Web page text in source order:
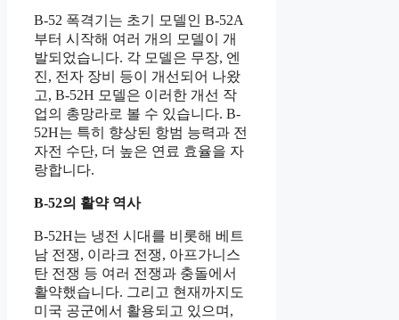
B-52 폭격기는 초기 모델인 B-52A
부터 시작해 여러 개의 모델이 개
발되었습니다. 각 모델은 무장, 엔
진, 전자 장비 등이 개선되어 나왔
고, B-52H 모델은 이러한 개선 작
업의 총망라로 볼 수 있습니다. B-
52H는 특히 향상된 항범 능력과 전
자전 수단, 더 높은 연료 효율을 자
랑합니다.
B-52의 활약 역사
B-52H는 냉전 시대를 비롯해 베트
남 전쟁, 이라크 전쟁, 아프가니스
탄 전쟁 등 여러 전쟁과 충돌에서
활약했습니다. 그리고 현재까지도
미국 공군에서 활용되고 있으며,